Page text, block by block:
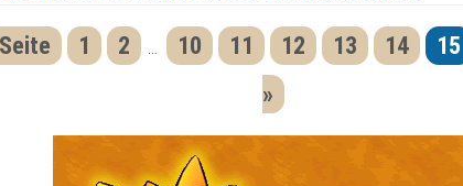
1 2 10 11 12 13 14 15
»